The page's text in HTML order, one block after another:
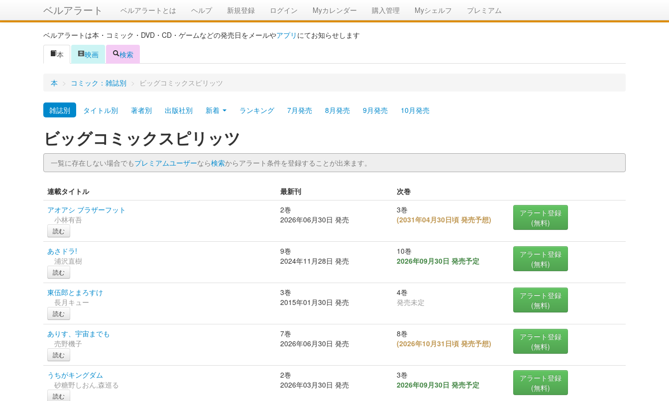
ベルアラート ベルアラートとは ヘルプ 新規登録 ログイン Myカレンダー 購入管理 Myシェルフ プレミアム
ベルアラートは本・コミック・DVD・CD・ゲームなどの発売日をメールやアプリ にてお知らせします
本
映画 検索
本 > コミック：雑誌別 > ビッグコミックスピリッツ
雑誌別 タイトル別 著者別 出版社別 新着 ランキング 7月発売 8月発売 9月発売 10月発売
ビッグコミックスピリッツ
一覧に存在しない場合でもプレミアムユーザーなら検索からアラート条件を登録することが出来ます。
連載タイトル 最新刊
次巻
アオアシ ブラザーフット
小林有吾
読む
2巻
2026年06月30日 発売
3巻
(2031年04月30日頃 発売予想)
アラート登録
(無料)
あさドラ!
浦沢直樹
読む
9巻
2024年11月28日 発売
10巻
2026年09月30日 発売予定
アラート登録
(無料)
東伍郎とまろすけ
長月キュー
読む
3巻
2015年01月30日 発売
4巻
発売未定
アラート登録
(無料)
ありす、宇宙までも
売野機子
読む
7巻
2026年06月30日 発売
8巻
(2026年10月31日頃 発売予想)
アラート登録
(無料)
うちがキングダム
砂糖野しおん,森巡る
読む
2巻
2026年03月30日 発売
3巻
2026年09月30日 発売予定
アラート登録
(無料)